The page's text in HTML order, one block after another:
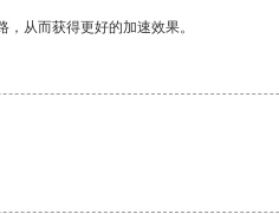
从而获得更好的加速效果。